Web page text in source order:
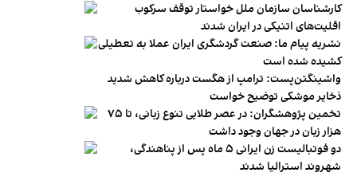
کارشناسان سازمان ملل خواستار توقف سرکوب
اقلیت‌های اتنیکی در ایران شدند
نشریه پیام ما: صنعت گردشگری ایران عملا به تعطیلی
کشیده شده است
واشینگتن‌پست: ترامپ از هگست درباره کاهش شدید
ذخایر موشکی توضیح خواست
تخمین پژوهشگران: در عصر طلایی تنوع زبانی، تا ۷۵
هزار زبان در جهان وجود داشت
دو فوتبالیست زن ایرانی ۵ ماه پس از پناهندگی،
شهروند استرالیا شدند